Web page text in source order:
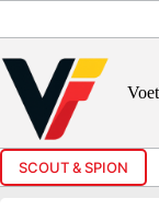
inhoud
SCOUT & SPION